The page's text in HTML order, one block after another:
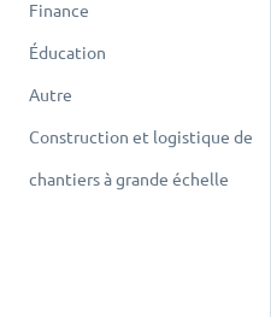
Finance
Éducation
Autre
Construction et logistique de
chantiers à grande échelle